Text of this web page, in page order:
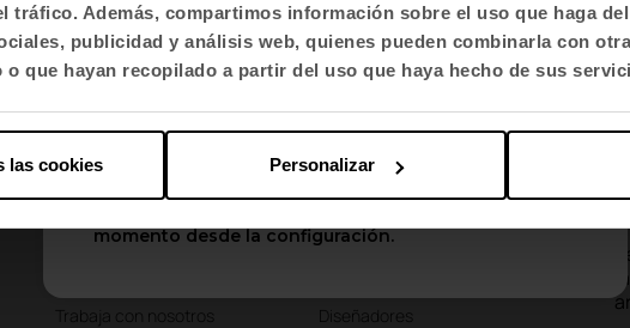
tráfico. Además, compartimos información sobre el uso que haga
publicidad y análisis web, quienes pueden combinarla con
o que hayan recopilado a partir del uso que haya hecho de sus
Personalizar
las cookies
Sobre Actiu
Parque Tecnológico
Life Friendly Spaces
Trabaja con nosotros
Proyectos
Recursos
Innovación
Diseñadores
Selecciona idioma
English US
Aplicar
momento desde la configuración.